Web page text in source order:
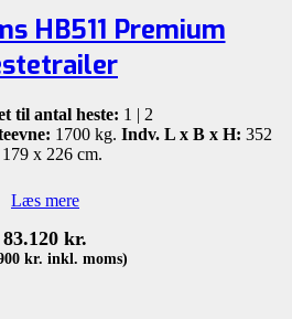
HB511 Premium
til antal heste: 1 | 2
1700 kg. Indv. L x B x H: 352
x 226 cm.
Læs mere
83.120 kr.
kr. inkl. moms)